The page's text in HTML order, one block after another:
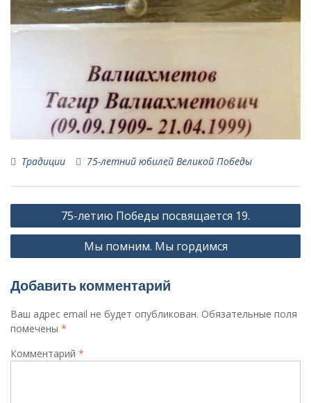
Традиции 75-летний юбилей Великой Победы
Навигация
по
75-летию Победы посвящается 19.
Мы помним. Мы гордимся
Добавить комментарий
Ваш адрес email не будет опубликован. Обязательные поля
помечены *
Комментарий *